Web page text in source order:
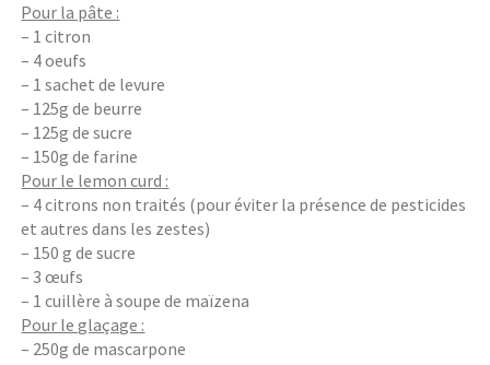
Pour la pâte :
– 1 citron
– 4 oeufs
– 1 sachet de levure
– 125g de beurre
– 125g de sucre
– 150g de farine
Pour le lemon curd :
– 4 citrons non traités (pour éviter la présence de pesticides
et autres dans les zestes)
– 150 g de sucre
– 3 œufs
– 1 cuillère à soupe de maïzena
Pour le glaçage :
– 250g de mascarpone